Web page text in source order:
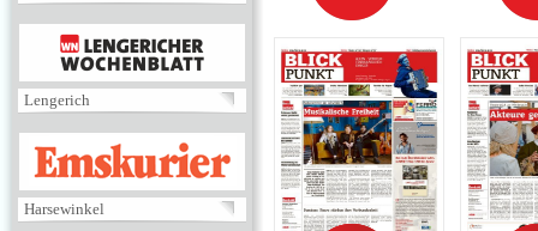
MENÜ
Lengerich
EMSKURIER
Harsewinkel